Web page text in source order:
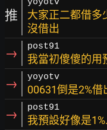
推
大家正二都借多
沒借出
→ post91
我當初傻傻的用
→ yoyotv
00631倒是2%借
→ post91
我預設好像是